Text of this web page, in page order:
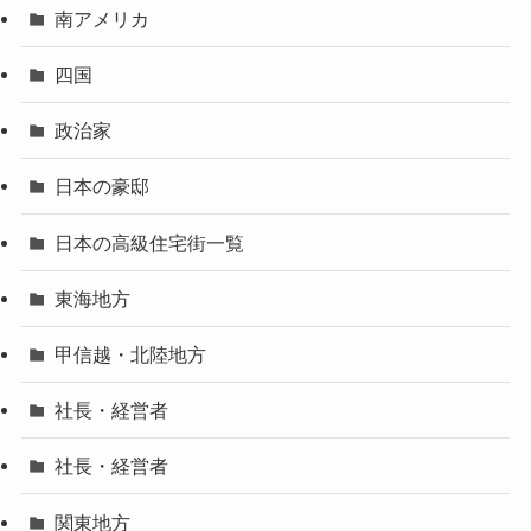
南アメリカ
四国
政治家
日本の豪邸
日本の高級住宅街一覧
東海地方
甲信越・北陸地方
社長・経営者
社長・経営者
関東地方